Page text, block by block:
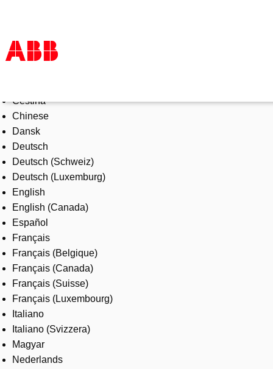
Products & Solutions
Industries
Services
About us
Where to buy
Contact us
Careers
Čeština
Chinese
Dansk
Deutsch
Deutsch (Schweiz)
Deutsch (Luxemburg)
English
English (Canada)
Español
Français
Français (Belgique)
Français (Canada)
Français (Suisse)
Français (Luxembourg)
Italiano
Italiano (Svizzera)
Magyar
Nederlands